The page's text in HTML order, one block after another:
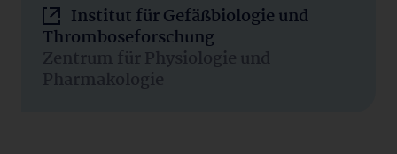
Institut für Gefäßbiologie und
Thromboseforschung
Zentrum für Physiologie und
Pharmakologie